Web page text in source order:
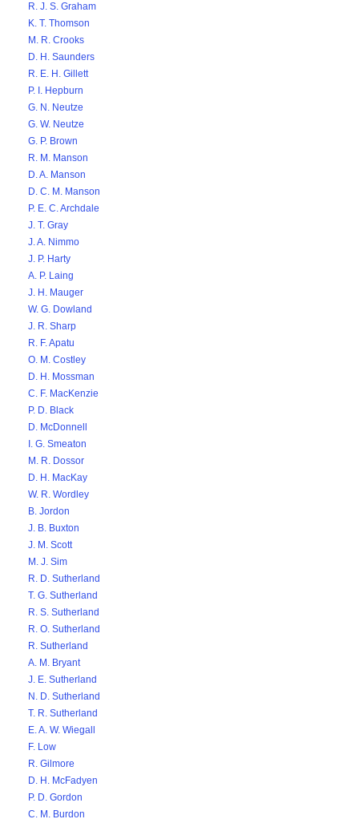
R. J. S. Graham
K. T. Thomson
M. R. Crooks
D. H. Saunders
R. E. H. Gillett
P. I. Hepburn
G. N. Neutze
G. W. Neutze
G. P. Brown
R. M. Manson
D. A. Manson
D. C. M. Manson
P. E. C. Archdale
J. T. Gray
J. A. Nimmo
J. P. Harty
A. P. Laing
J. H. Mauger
W. G. Dowland
J. R. Sharp
R. F. Apatu
O. M. Costley
D. H. Mossman
C. F. MacKenzie
P. D. Black
D. McDonnell
I. G. Smeaton
M. R. Dossor
D. H. MacKay
W. R. Wordley
B. Jordon
J. B. Buxton
J. M. Scott
M. J. Sim
R. D. Sutherland
T. G. Sutherland
R. S. Sutherland
R. O. Sutherland
R. Sutherland
A. M. Bryant
J. E. Sutherland
N. D. Sutherland
T. R. Sutherland
E. A. W. Wiegall
F. Low
R. Gilmore
D. H. McFadyen
P. D. Gordon
C. M. Burdon